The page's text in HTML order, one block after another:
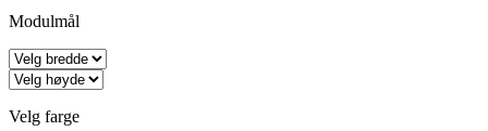
Modulmål
Velg farge